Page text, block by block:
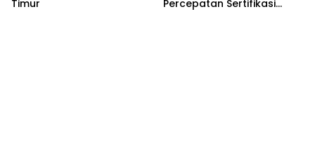
Timur
Percepatan Sertifikasi